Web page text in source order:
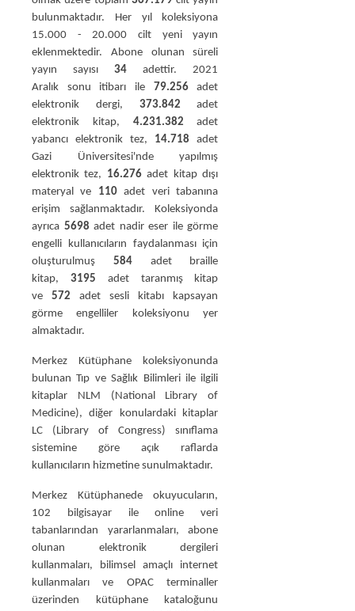
bulunmaktadır. Her yıl koleksiyona
15.000 - 20.000 cilt yeni yayın
eklenmektedir. Abone olunan süreli
yayın sayısı34 adettir. 2021
Aralık sonu itibarı ile 79.256adet
elektronik dergi, 373.842 adet
elektronik kitap, 4.231.382 adet
yabancı elektronik tez, 14.718adet
Gazi Üniversitesi'nde yapılmış
elektronik tez, 16.276adet kitap dışı
materyal ve 110adet veri tabanına
erişim sağlanmaktadır. Koleksiyonda
ayrıca 5698 adet nadir eser ile görme
engelli kullanıcıların faydalanması için
oluşturulmuş 584adet braille
kitap, 3195 adet taranmış kitap
ve572 adet sesli kitabı kapsayan
görme engelliler koleksiyonu yer
almaktadır.
Merkez Kütüphane koleksiyonunda
bulunan Tıp ve Sağlık Bilimleri ile ilgili
kitaplar NLM (National Library of
Medicine), diğer konulardaki kitaplar
LC (Library of Congress) sınıflama
sistemine göre açık raflarda
kullanıcıların hizmetine sunulmaktadır.
Merkez Kütüphanede okuyucuların,
102 bilgisayar ile online veri
tabanlarından yararlanmaları, abone
olunan elektronik dergileri
kullanmaları, bilimsel amaçlı internet
kullanmaları ve OPAC terminaller
üzerinden kütüphane kataloğunu